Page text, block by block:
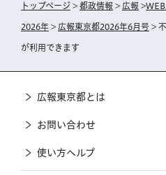
トップページ > 都政情報 > 広報 >
2026年 > 広報東京都2026年6月号 >
が利用できます
広報東京都とは
お問い合わせ
使い方ヘルプ